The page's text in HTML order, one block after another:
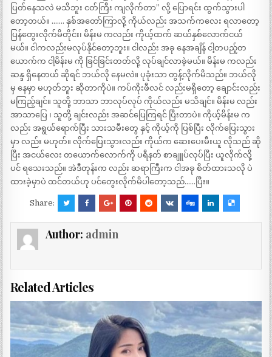
ပြတ်နေသလဲ မသိဘူး ငတ်ကြီး ကျလိုက်တာ” လို့ ပြောရင်း ထွက်သွားပါ
တော့တယ်။ ……. နှစ်အတော်ကြာလို့ ကိုယ်လည်း အသက်ကလေး ရလာတော့
ပြန်တွေးလိုက်မိတိုင်း၊ မိန်းမ ကလည်း ကိုယ့်ထက် ဆယ်နှစ်လောက်ငယ်
မယ်။ ငါကလည်းမလုပ်နိုင်တော့ဘူး။ ငါလည်း အခု နေအချိန် ငါ့တပည့်တ
ယောက်က ငါ့မိန်းမ ကို ခြင်ခြင်းတတ်လို့ လုပ်ချင်လာခဲ့မယ်။ မိန်းမ ကလည်း
ဆန္ဒ ရှိနေတယ် ဆိုရင် ဘယ်လို နေမလဲ။ ပုခုံးသာ တွန့်လိုက်မိသည်။ ဘယ်လို
မှ နေမှာ မဟုတ်ဘူး ဆိုတာကိုပဲ။ ကပ်ကိုးဖီလင် လည်းမရှိတော့ ချောင်းလည်း
မကြည့်ချင်။ သူတို့ ဘာသာ ဘာလုပ်လုပ် ကိုယ်လည်း မသိချင်။ မိန်းမ လည်း
အာသာပြေ ၊ သူတို့ ချင်းလည်း အဆင်ပြေကြရင် ပြီးတာပဲ။ ကိုယ့်မိန်းမ က
လည်း အရွယ်ရောက်ပြီး သားသမီးတွေ နှင့် ကိုယ့်ကို ပြစ်ပြီး လိုက်ပြေးသွား
မှာ လည်း မဟုတ်။ လိုက်ပြေးသွားလည်း ကိုယ်က ဆေးပေးမီးယူ လိုသည် ဆို
ပြီး အငယ်လေး တယောက်လောက်ကို ပရီနတ် စာချူပ်လုပ်ပြီး ယူလိုက်လို့
ပင် ရသေးသည်။ အဲဒီတုန်းက လည်း ဆရာကြီးက ငါအခု စိတ်ထားသလို ပဲ
ထားခဲ့မှာပဲ ထင်တယ်ဟု ပင်တွေးလိုက်မိပါတော့သည်……ပြီး။
Share:
Author: admin
Related Articles